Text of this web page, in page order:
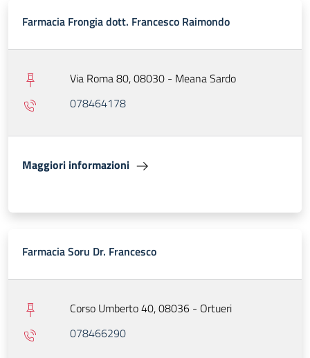
Farmacia Frongia dott. Francesco Raimondo
Via Roma 80, 08030 - Meana Sardo
078464178
Maggiori informazioni
Farmacia Soru Dr. Francesco
Corso Umberto 40, 08036 - Ortueri
078466290